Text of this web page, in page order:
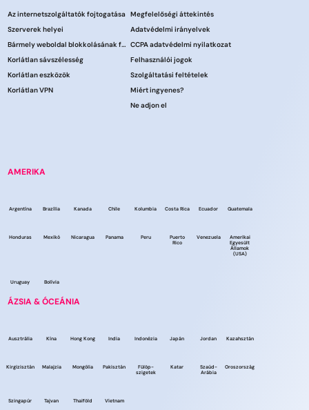
Az internetszolgáltatók fojtogatása
Szerverek helyei
Bármely weboldal blokkolásának feloldása
Korlátlan sávszélesség
Korlátlan eszközök
Korlátlan VPN
Megfelelőségi áttekintés
Adatvédelmi irányelvek
CCPA adatvédelmi nyilatkozat
Felhasználói jogok
Szolgáltatási feltételek
Miért ingyenes?
Ne adjon el
AMERIKA
Argentína Brazília Kanada Chile Kolumbia Costa Rica Ecuador Guatemala
Honduras Mexikó Nicaragua Panama Peru
Puerto
Rico
Venezuela
Amerikai
Egyesült
Államok
(USA)
Uruguay Bolívia
ÁZSIA & ÓCEÁNIA
Ausztrália Kína Hong Kong India Indonézia Japán Jordan Kazahsztán
Kirgizisztán Malajzia Mongólia Pakisztán
Fülöp-
szigetek
Katar
Szaúd-
Arábia
Oroszország
Szingapúr Tajvan Thaiföld Vietnam